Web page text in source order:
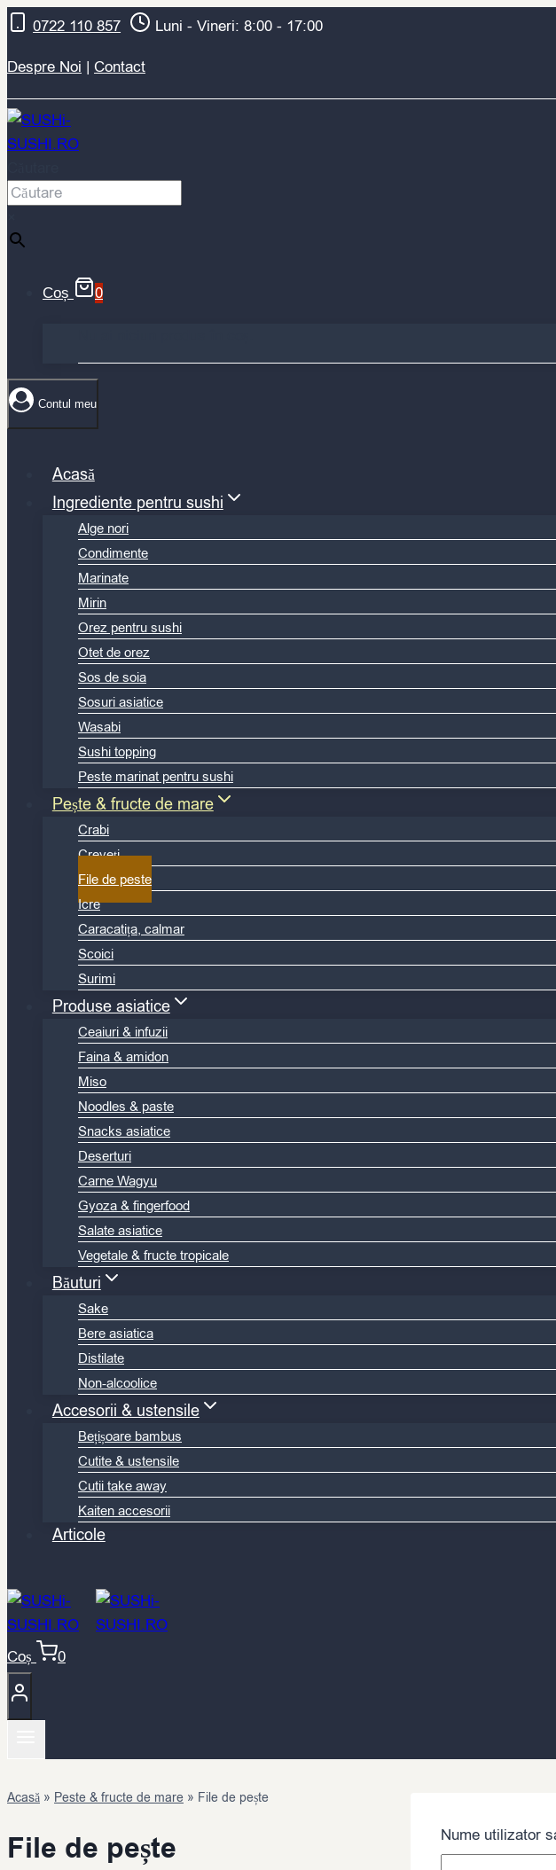
Skip
content
0722 110 857 Luni - Vineri: 8:00 - 17:00
Despre Noi | Contact
Coș 0
Contul meu
Acasă
Ingrediente pentru sushi
Alge nori
Condimente
Marinate
Mirin
Orez pentru sushi
Otet de orez
Sos de soia
Sosuri asiatice
Wasabi
Sushi topping
Peste marinat pentru sushi
Pește & fructe de mare
Crabi
Creveți
File de peste
Icre
Caracatița, calmar
Scoici
Surimi
Produse asiatice
Ceaiuri & infuzii
Faina & amidon
Miso
Noodles & paste
Snacks asiatice
Deserturi
Carne Wagyu
Gyoza & fingerfood
Salate asiatice
Vegetale & fructe tropicale
Băuturi
Sake
Bere asiatica
Distilate
Non-alcoolice
Accesorii & ustensile
Bețișoare bambus
Cutite & ustensile
Cutii take away
Kaiten accesorii
Articole
Coș 0
Acasă » Peste & fructe de mare » File de pește
File de pește Nume utilizator